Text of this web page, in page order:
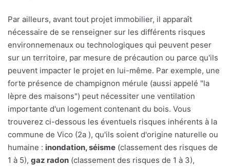
Par ailleurs, avant tout projet immobilier, il apparaît
nécessaire de se renseigner sur les différents risques
environnemenaux ou technologiques qui peuvent peser
sur un territoire, par mesure de précaution ou parce qu'ils
peuvent impacter le projet en lui-même. Par exemple, une
forte présence de champignon mérule (aussi appelé "la
lèpre des maisons") peut nécessiter une ventilation
importante d'un logement contenant du bois. Vous
trouverez ci-dessous les éventuels risques inhérents à la
commune de Vico (2a ), qu'ils soient d'origine naturelle ou
humaine : inondation, séisme (classement des risques de
1 à 5), gaz radon (classement des risques de 1 à 3),